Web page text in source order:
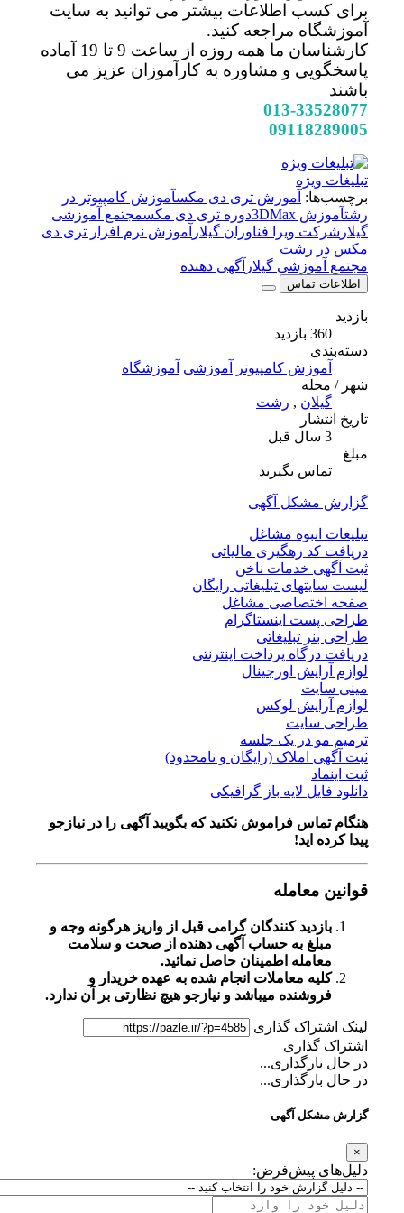
برای کسب اطلاعات بیشتر می توانید به سایت
آموزشگاه مراجعه کنید.
کارشناسان ما همه روزه از ساعت 9 تا 19 آماده
پاسخگویی و مشاوره به کارآموزان عزیز می
باشند
013-33528077
09118289005
تبلیغات ویژه
برچسب‌ها:آموزش تری دی مکس آموزش کامپیوتر در
آموزش 3DMax دوره تری دی مکس مجتمع آموزشی
شرکت ویرا فناوران گیلار آموزش نرم افزار تری دی
مکس در رشت
مجتمع آموزشی گیلار آگهی دهنده
اطلاعات تماس
دسته‌بندی
آموزش کامپیوتر آموزشی آموزشگاه
شهر / محله
,رشت
تاریخ انتشار
تماس بگیرید
گزارش مشکل آگهی
تبلیغات انبوه مشاغل
دریافت کد رهگیری مالیاتی
ثبت آگهی خدمات ناخن
لیست سایتهای تبلیغاتی رایگان
صفحه اختصاصی مشاغل
طراحی پست اینستاگرام
طراحی بنر تبلیغاتی
دریافت درگاه پرداخت اینترنتی
لوازم آرایش اورجینال
مینی سایت
لوازم آرایش لوکس
طراحی سایت
ترمیم مو در یک جلسه
ثبت آگهی املاک (رایگان و نامحدود)
ثبت اینماد
دانلود فایل لایه باز گرافیکی
هنگام تماس فراموش نکنید که بگویید آگهی را در نیازجو
پیدا کرده اید!
قوانین معامله
بازدید کنندگان گرامی قبل از واریز هرگونه وجه و
مبلغ به حساب آگهی دهنده از صحت و سلامت
معامله اطمینان حاصل نمائید.
کلیه معاملات انجام شده به عهده خریدار و
فروشنده میباشد و نیازجو هیچ نظارتی بر آن ندارد.
لینک اشتراک گذاری
اشتراک گذاری
در حال بارگذاری...
در حال بارگذاری...
گزارش مشکل آگهی
دلیل‌های پیش‌فرض: